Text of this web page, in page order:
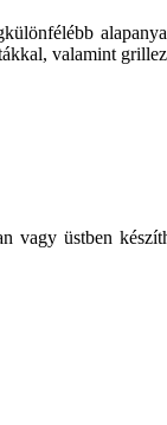
valamint
üstben